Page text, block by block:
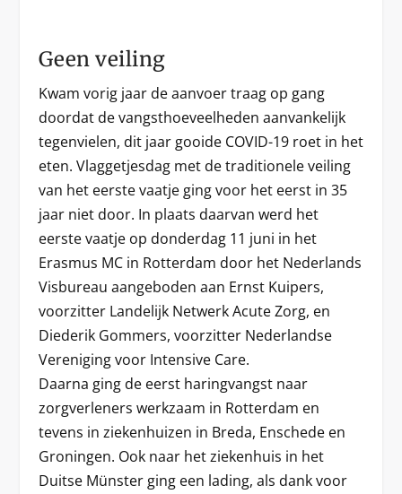
Geen veiling
Kwam vorig jaar de aanvoer traag op gang
doordat de vangsthoeveelheden aanvankelijk
tegenvielen, dit jaar gooide COVID-19 roet in het
eten. Vlaggetjesdag met de traditionele veiling
van het eerste vaatje ging voor het eerst in 35
jaar niet door. In plaats daarvan werd het
eerste vaatje op donderdag 11 juni in het
Erasmus MC in Rotterdam door het Nederlands
Visbureau aangeboden aan Ernst Kuipers,
voorzitter Landelijk Netwerk Acute Zorg, en
Diederik Gommers, voorzitter Nederlandse
Vereniging voor Intensive Care.
Daarna ging de eerst haringvangst naar
zorgverleners werkzaam in Rotterdam en
tevens in ziekenhuizen in Breda, Enschede en
Groningen. Ook naar het ziekenhuis in het
Duitse Münster ging een lading, als dank voor